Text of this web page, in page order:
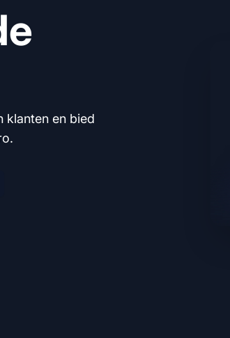
klanten en bied